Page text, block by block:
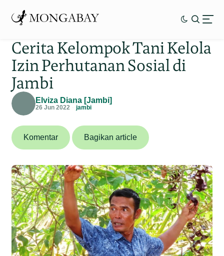
Cerita Kelompok Tani Kelola
Izin Perhutanan Sosial di
Jambi
Elviza Diana [Jambi]
26 Jun 2022 jambi
Komentar Bagikan article